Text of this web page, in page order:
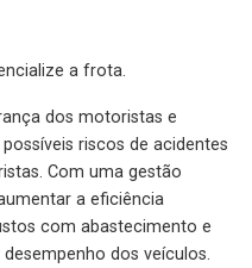
a frota.
dos motoristas e
riscos de acidentes
Com uma gestão
a eficiência
com abastecimento e
dos veículos.